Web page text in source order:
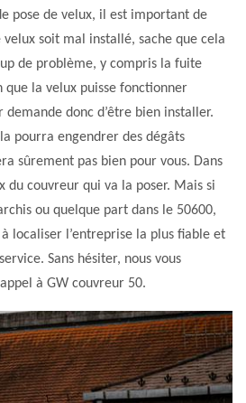
pose de velux, il est important de
velux soit mal installé, sache que cela
de problème, y compris la fuite
que la velux puisse fonctionner
donc d’être bien installer.
pourra engendrer des dégâts
sûrement pas bien pour vous. Dans
du couvreur qui va la poser. Mais si
ou quelque part dans le 50600,
localiser l’entreprise la plus fiable et
Sans hésiter, nous vous
à GW couvreur 50.